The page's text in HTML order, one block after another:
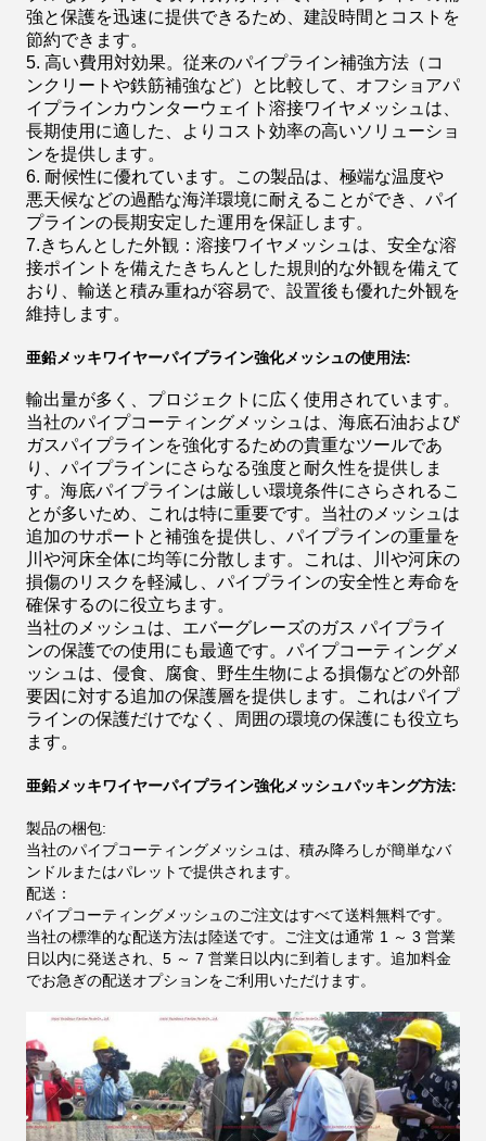
強と保護を迅速に提供できるため、建設時間とコストを
節約できます。
5. 高い費用対効果。従来のパイプライン補強方法（コ
ンクリートや鉄筋補強など）と比較して、オフショアパ
イプラインカウンターウェイト溶接ワイヤメッシュは、
長期使用に適した、よりコスト効率の高いソリューショ
ンを提供します。
6. 耐候性に優れています。この製品は、極端な温度や
悪天候などの過酷な海洋環境に耐えることができ、パイ
プラインの長期安定した運用を保証します。
7.きちんとした外観：溶接ワイヤメッシュは、安全な溶
接ポイントを備えたきちんとした規則的な外観を備えて
おり、輸送と積み重ねが容易で、設置後も優れた外観を
維持します。
亜鉛メッキワイヤーパイプライン強化メッシュの使用法:
輸出量が多く、プロジェクトに広く使用されています。
当社のパイプコーティングメッシュは、海底石油および
ガスパイプラインを強化するための貴重なツールであ
り、パイプラインにさらなる強度と耐久性を提供しま
す。海底パイプラインは厳しい環境条件にさらされるこ
とが多いため、これは特に重要です。当社のメッシュは
追加のサポートと補強を提供し、パイプラインの重量を
川や河床全体に均等に分散します。これは、川や河床の
損傷のリスクを軽減し、パイプラインの安全性と寿命を
確保するのに役立ちます。
当社のメッシュは、エバーグレーズのガス パイプライ
ンの保護での使用にも最適です。パイプコーティングメ
ッシュは、侵食、腐食、野生生物による損傷などの外部
要因に対する追加の保護層を提供します。これはパイプ
ラインの保護だけでなく、周囲の環境の保護にも役立ち
ます。
亜鉛メッキワイヤーパイプライン強化メッシュパッキング方法:
製品の梱包:
当社のパイプコーティングメッシュは、積み降ろしが簡単なバ
ンドルまたはパレットで提供されます。
配送：
パイプコーティングメッシュのご注文はすべて送料無料です。
当社の標準的な配送方法は陸送です。ご注文は通常 1 ～ 3 営業
日以内に発送され、5 ～ 7 営業日以内に到着します。追加料金
でお急ぎの配送オプションをご利用いただけます。